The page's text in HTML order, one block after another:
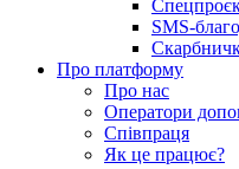
SMS-
Про платформу
Про нас
Оператори
Співпраця
Як це працює?